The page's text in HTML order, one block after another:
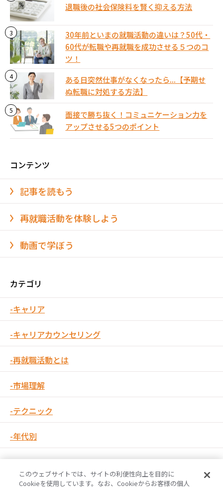
退職後の社会保険料を賢く抑える方法
30年前といまの就職活動の違いは？50代・
60代が転職や再就職を成功させる５つのコ
ツ！
ある日突然仕事がなくなったら...【予期せ
ぬ転職に対処する方法】
面接で勝ち抜く！コミュニケーション力を
アップさせる5つのポイント
コンテンツ
記事を読もう
再就職活動を体験しよう
動画で学ぼう
カテゴリ
キャリア
キャリアカウンセリング
再就職活動とは
市場理解
テクニック
年代別
このウェブサイトでは、サイトの利便性向上を目的に
Cookieを使用しています。なお、Cookieからお客様の個人